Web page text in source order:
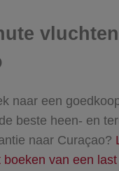
naar een
beste heen- en
naar Curaçao?
boeken van een